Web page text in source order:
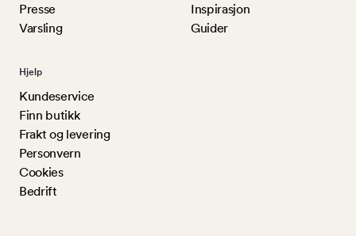
Presse
Varsling
Inspirasjon
Guider
Hjelp
Kundeservice
Finn butikk
Frakt og levering
Personvern
Cookies
Bedrift